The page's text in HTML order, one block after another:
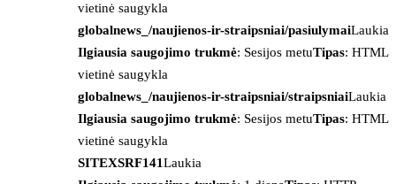
vietinė saugykla
globalnews_/naujienos-ir-straipsniai/pasiulymaiLaukia
Ilgiausia saugojimo trukmė: Sesijos metuTipas: HTML
vietinė saugykla
globalnews_/naujienos-ir-straipsniai/straipsniaiLaukia
Ilgiausia saugojimo trukmė: Sesijos metuTipas: HTML
vietinė saugykla
SITEXSRF141Laukia